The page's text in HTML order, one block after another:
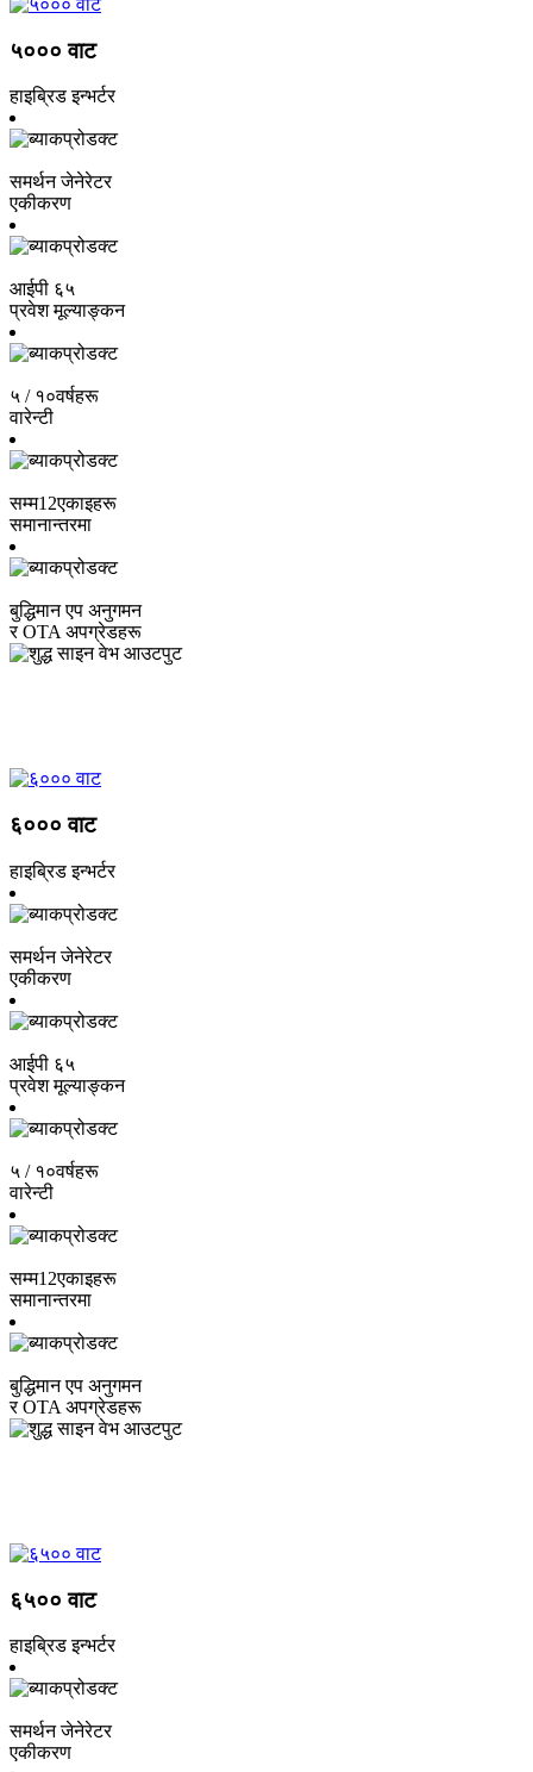
५००० वाट
हाइब्रिड इन्भर्टर
समर्थन जेनेरेटर
एकीकरण
आईपी ​​६५
प्रवेश मूल्याङ्कन
५ / १०वर्षहरू
वारेन्टी
सम्म12एकाइहरू
समानान्तरमा
बुद्धिमान एप अनुगमन
र OTA अपग्रेडहरू
६००० वाट
हाइब्रिड इन्भर्टर
समर्थन जेनेरेटर
एकीकरण
आईपी ​​६५
प्रवेश मूल्याङ्कन
५ / १०वर्षहरू
वारेन्टी
सम्म12एकाइहरू
समानान्तरमा
बुद्धिमान एप अनुगमन
र OTA अपग्रेडहरू
६५०० वाट
हाइब्रिड इन्भर्टर
समर्थन जेनेरेटर
एकीकरण